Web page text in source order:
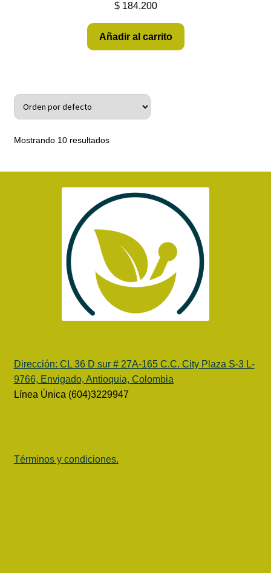
$184.200
Añadir al carrito
Mostrando 10 resultados
Dirección: CL 36 D sur # 27A-165 C.C. City Plaza S-3 L-
9766, Envigado, Antioquia, Colombia
Línea Única (604)3229947
Términos y condiciones.